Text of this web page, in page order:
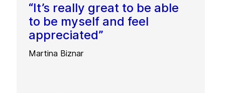
“It’s really great to be able
to be myself and feel
appreciated”
Martina Biznar